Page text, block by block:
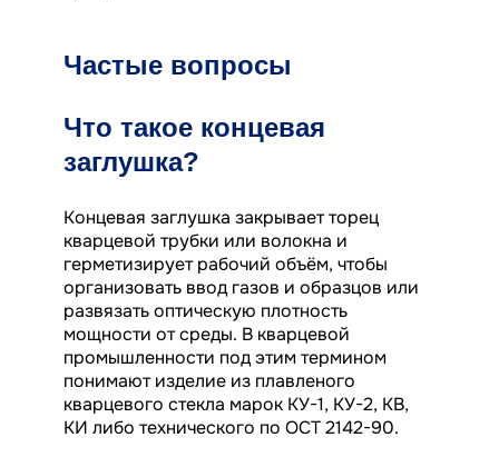
Частые вопросы
Что такое концевая
заглушка?
Концевая заглушка закрывает торец
кварцевой трубки или волокна и
герметизирует рабочий объём, чтобы
организовать ввод газов и образцов или
развязать оптическую плотность
мощности от среды. В кварцевой
промышленности под этим термином
понимают изделие из плавленого
кварцевого стекла марок КУ-1, КУ-2, КВ,
КИ либо технического по ОСТ 2142-90.